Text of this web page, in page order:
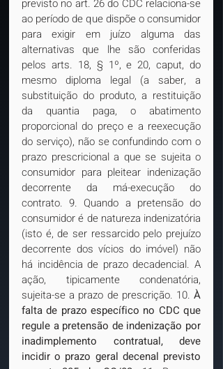
previsto no art. 26 do CDC relaciona-se
ao período de que dispõe o consumidor
para exigir em juízo alguma das
alternativas que lhe são conferidas
pelos arts. 18, § 1º, e 20, caput, do
mesmo diploma legal (a saber, a
substituição do produto, a restituição
da quantia paga, o abatimento
proporcional do preço e a reexecução
do serviço), não se confundindo com o
prazo prescricional a que se sujeita o
consumidor para pleitear indenização
decorrente da má-execução do
contrato. 9. Quando a pretensão do
consumidor é de natureza indenizatória
(isto é, de ser ressarcido pelo prejuízo
decorrente dos vícios do imóvel) não
há incidência de prazo decadencial. A
ação, tipicamente condenatória,
sujeita-se a prazo de prescrição. 10. À
falta de prazo específico no CDC que
regule a pretensão de indenização por
inadimplemento contratual, deve
incidir o prazo geral decenal previsto